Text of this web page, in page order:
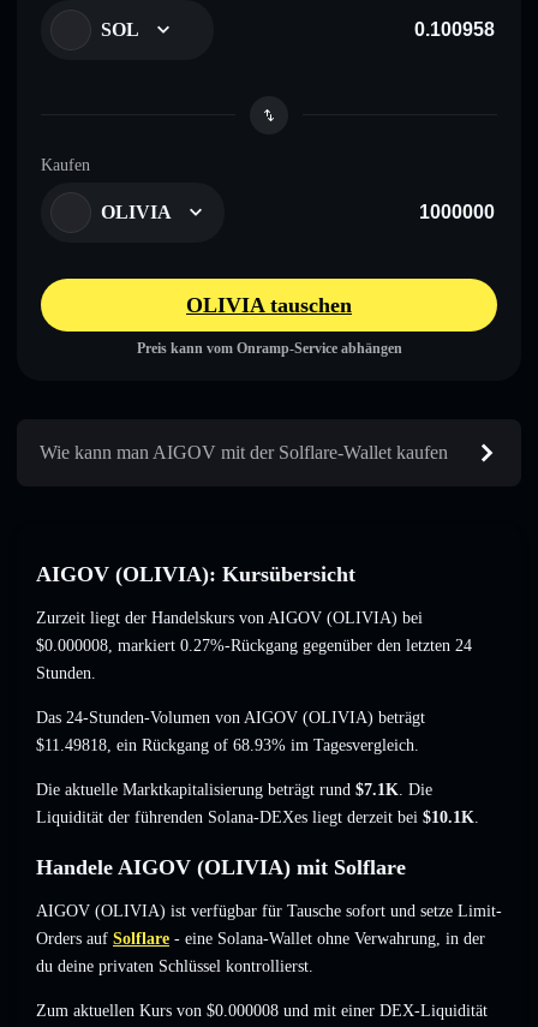
SOL
Kaufen
OLIVIA
OLIVIA tauschen
Preis kann vom Onramp-Service abhängen
Wie kann man AIGOV mit der Solflare-Wallet kaufen
AIGOV (OLIVIA): Kursübersicht
Zurzeit liegt der Handelskurs von AIGOV (OLIVIA) bei
$0.000008, markiert 0.27%-Rückgang gegenüber den letzten 24
Stunden.
Das 24-Stunden-Volumen von AIGOV (OLIVIA) beträgt
$11.49818, ein Rückgang of 68.93% im Tagesvergleich.
Die aktuelle Marktkapitalisierung beträgt rund $7.1K. Die
Liquidität der führenden Solana-DEXes liegt derzeit bei $10.1K.
Handele AIGOV (OLIVIA) mit Solflare
AIGOV (OLIVIA) ist verfügbar für Tausche sofort und setze Limit-
Orders auf Solflare - eine Solana-Wallet ohne Verwahrung, in der
du deine privaten Schlüssel kontrollierst.
Zum aktuellen Kurs von $0.000008 und mit einer DEX-Liquidität